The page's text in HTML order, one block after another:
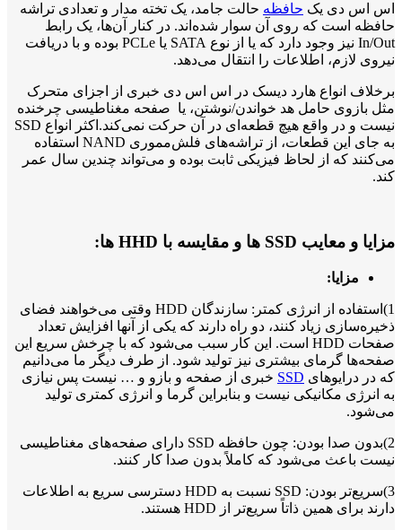
اس اس دی یک حافظه حالت جامد، یک تخته مدار و تعدادی تراشه
حافظه است که روی آن سوار شده‌اند. در کنار آن‌ها، یک رابط
In/Out نیز وجود دارد که یا از نوع SATA یا PCLe بوده و با دریافت
نیروی لازم، اطلاعات را انتقال می‌دهد.
برخلاف انواع هارد دیسک در اس اس دی خبری از اجزای متحرک
مثل بازوی حامل هد خواندن/نوشتن، یا صفحه مغناطیسی چرخنده
نیست و در واقع هیچ قطعه‌ای در آن حرکت نمی‌کند.اکثر انواع SSD
به جای این قطعات، از تراشه‌های فلش‌مموری NAND استفاده
می‌کنند که از لحاظ فیزیکی ثابت بوده و می‌تواند چندین سال عمر
کند.
مزایا و معایب SSD ها و مقایسه با HHD ها:
مزایا:
1)استفاده از انرژی کمتر: سازندگان HDD وقتی می‌خواهند فضای
ذخیره‌سازی زیاد کنند، دو راه دارند که یکی از آنها افزایش تعداد
صفحات HDD است. این کار سبب می‌شود که با چرخش سریع این
صفحه‌ها گرمای بیشتری نیز تولید شود. از طرف دیگر ما می‌دانیم
که در درایو‌های SSD خبری از صفحه و بازو و … نیست پس نیازی
به انرژی مکانیکی نیست و بنابراین گرما و انرژی کمتری تولید
می‌شود.
2)بدون صدا بودن: چون حافظه SSD دارای صفحه‌های مغناطیسی
نیست باعث می‌شود که کاملاً بدون صدا کار کنند.
3)سریع‌تر بودن: SSD نسبت به HDD دسترسی سریع به اطلاعات
دارند برای همین ذاتاً سریع‌تر از HDD هستند.